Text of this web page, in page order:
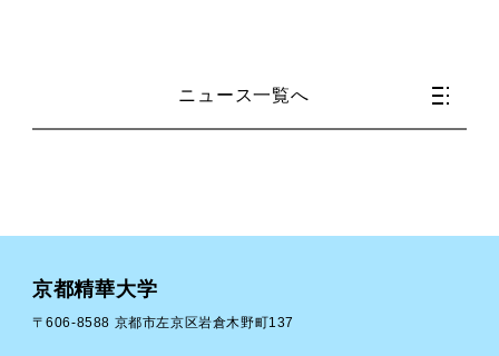
ニュース一覧へ
京都精華大学
〒606-8588 京都市左京区岩倉木野町137